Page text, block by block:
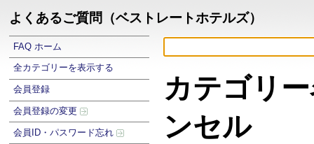
よくあるご質問（ベストレートホテルズ）
FAQ ホーム
全カテゴリーを表示する
会員登録
会員登録の変更
会員ID・パスワード忘れ
カテゴリ
ンセル